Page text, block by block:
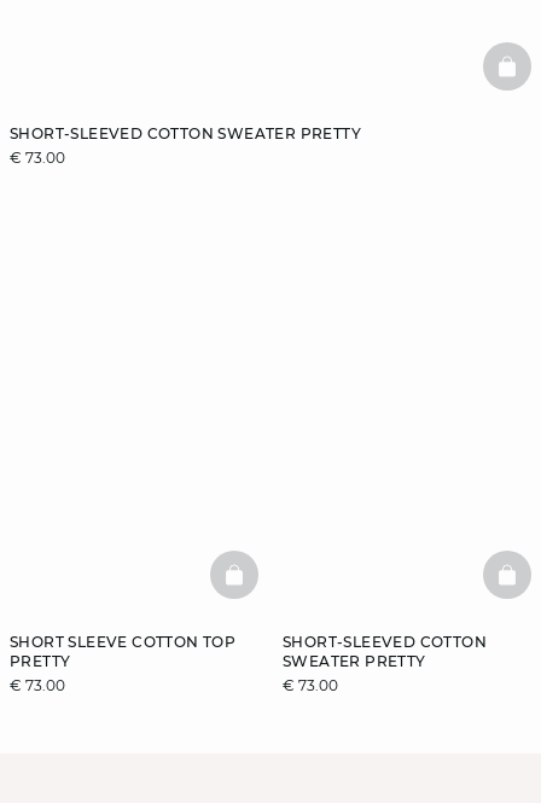
SHORT-SLEEVED COTTON SWEATER PRETTY
€ 73.00
SHORT SLEEVE COTTON TOP
PRETTY
€ 73.00
BASKETFULL
SHORT-SLEEVED COTTON
SWEATER PRETTY
€ 73.00